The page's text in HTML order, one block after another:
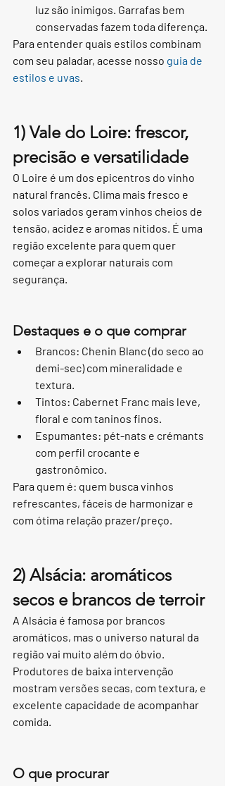
luz são inimigos. Garrafas bem
conservadas fazem toda diferença.
Para entender quais estilos combinam
com seu paladar, acesse nosso guia de
estilos e uvas.
1) Vale do Loire: frescor,
precisão e versatilidade
O Loire é um dos epicentros do vinho
natural francês. Clima mais fresco e
solos variados geram vinhos cheios de
tensão, acidez e aromas nítidos. É uma
região excelente para quem quer
começar a explorar naturais com
segurança.
Destaques e o que comprar
Brancos: Chenin Blanc (do seco ao
demi-sec) com mineralidade e
textura.
Tintos: Cabernet Franc mais leve,
floral e com taninos finos.
Espumantes: pét-nats e crémants
com perfil crocante e
gastronômico.
Para quem é: quem busca vinhos
refrescantes, fáceis de harmonizar e
com ótima relação prazer/preço.
2) Alsácia: aromáticos
secos e brancos de terroir
A Alsácia é famosa por brancos
aromáticos, mas o universo natural da
região vai muito além do óbvio.
Produtores de baixa intervenção
mostram versões secas, com textura, e
excelente capacidade de acompanhar
comida.
O que procurar